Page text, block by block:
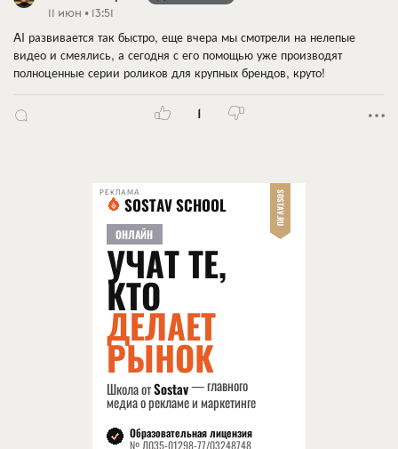
11 июн • 13:51
AI развивается так быстро, еще вчера мы смотрели на нелепые
видео и смеялись, а сегодня с его помощью уже производят
полноценные серии роликов для крупных брендов, круто!
1
РЕКЛАМА